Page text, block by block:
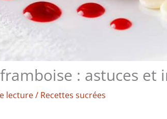
: astuces et
lecture/ Recettes sucrées